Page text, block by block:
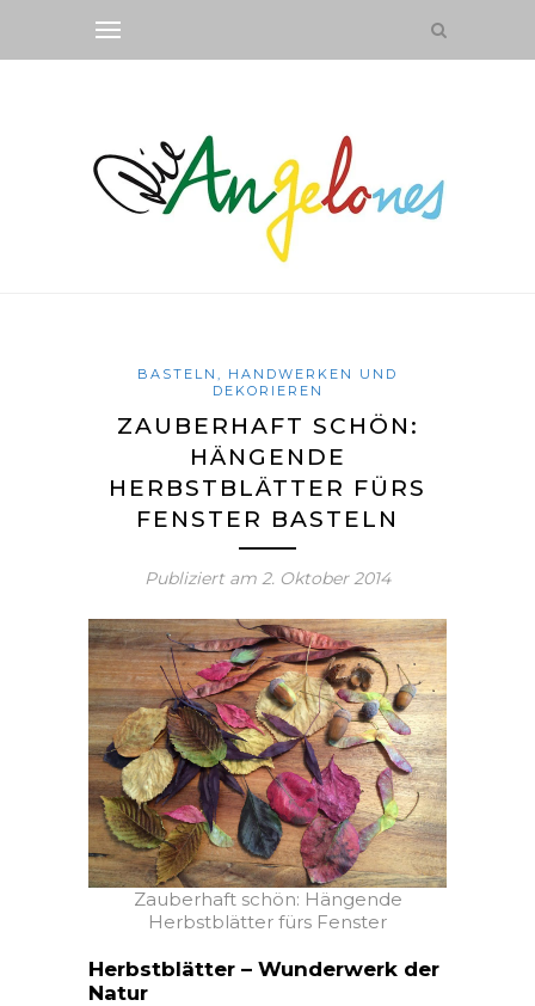
BASTELN, HANDWERKEN UND
DEKORIEREN
ZAUBERHAFT SCHÖN:
HÄNGENDE
HERBSTBLÄTTER FÜRS
FENSTER BASTELN
Publiziert am 2. Oktober 2014
Zauberhaft schön: Hängende
Herbstblätter fürs Fenster
Herbstblätter – Wunderwerk der
Natur